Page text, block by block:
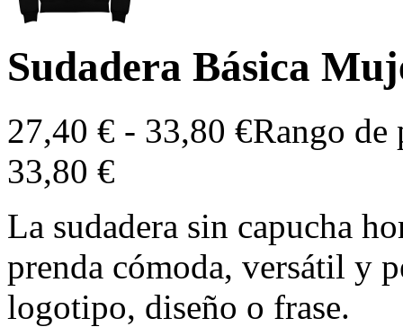
Sudadera Básica
27,40 € - 33,80 €Rango de
33,80 €
La sudadera sin capucha
prenda cómoda, versátil y
logotipo, diseño o frase.